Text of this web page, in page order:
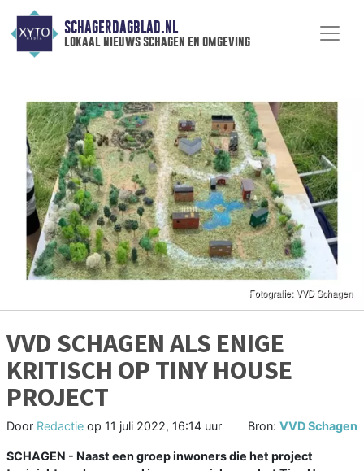
SCHAGERDAGBLAD.NL
lokaal nieuws schagen en omgeving
VVD SCHAGEN ALS ENIGE
KRITISCH OP TINY HOUSE
PROJECT
Door Redactie op 11 juli 2022, 16:14 uur Bron: VVD Schagen
SCHAGEN - Naast een groep inwoners die het project